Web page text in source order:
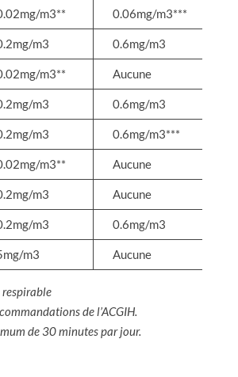
m3** 0.06mg/m3***
m3 0.6mg/m3
m3** Aucune
m3 0.6mg/m3
m3 0.6mg/m3***
m3** Aucune
m3 Aucune
m3 0.6mg/m3
m3 Aucune
de l’ACGIH.
de 30 minutes par jour.